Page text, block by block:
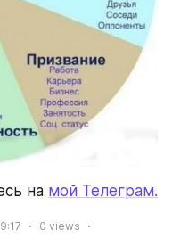
на мой Телеграм.
0 views